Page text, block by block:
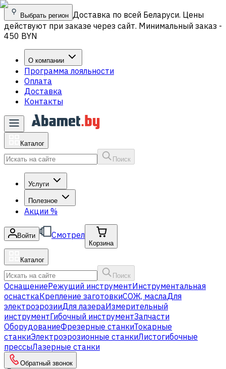
Выбрать регион Доставка по всей Беларуси. Цены
действуют при заказе через сайт. Минимальный заказ -
450 BYN
О компании
Программа лояльности
Оплата
Доставка
Контакты
Каталог
Поиск
Услуги
Полезное
Акции %
Войти Смотрел
Корзина
Каталог
Поиск
ОснащениеРежущий инструментИнструментальная
оснасткаКрепление заготовкиСОЖ, маслаДля
электроэрозииДля лазераИзмерительный
инструментГибочный инструментЗапчасти
ОборудованиеФрезерные станкиТокарные
станкиЭлектроэрозионные станкиЛистогибочные
прессыЛазерные станки
Обратный звонок